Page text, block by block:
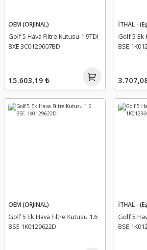
OEM (ORJINAL)
Golf 5 Hava Filtre Kutusu 1.9TDI
BXE 3C0129607BD
15.603,19 ₺
İTHAL -
Golf 5 Ek
BSE
OEM (ORJINAL)
Golf 5 Ek Hava Filtre Kutusu 1.6
BSE 1K0129622D
İTHAL -
Golf 5
BSE